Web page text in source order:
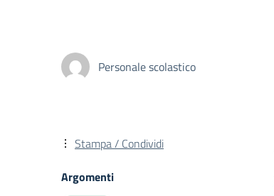
Personale scolastico
Stampa / Condividi
Argomenti